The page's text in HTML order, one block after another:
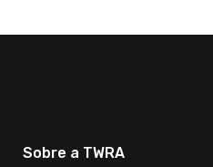
Sobre a TWRA